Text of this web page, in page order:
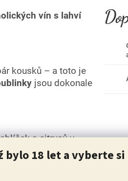
bylo 18 let a vyberte si
vín s lahví
kousků – a toto je
jsou dokonale
a citrusů v
– žádný přeslazený
ty, kteří hledají